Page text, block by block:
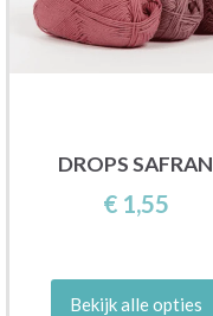
DROPS SAFRAN
€ 1,55
Bekijk alle opties